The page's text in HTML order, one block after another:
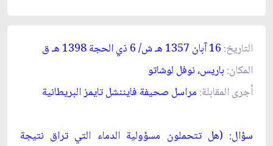
التاريخ: ـش/ 6 ذي الحجة 1398 ه ـق‏
المكان: باريس، نوفل لوشاتو
أجرى المقابلة: مراسل صحيفة فايننشل تايمز البريطانية
سؤال: (هل تتحملون مسؤولية الدماء التي تراق نتيجة